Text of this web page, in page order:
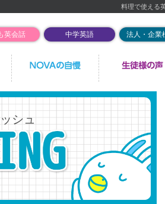
料理で使える
英会話 中学英語 法人・企業
シュ